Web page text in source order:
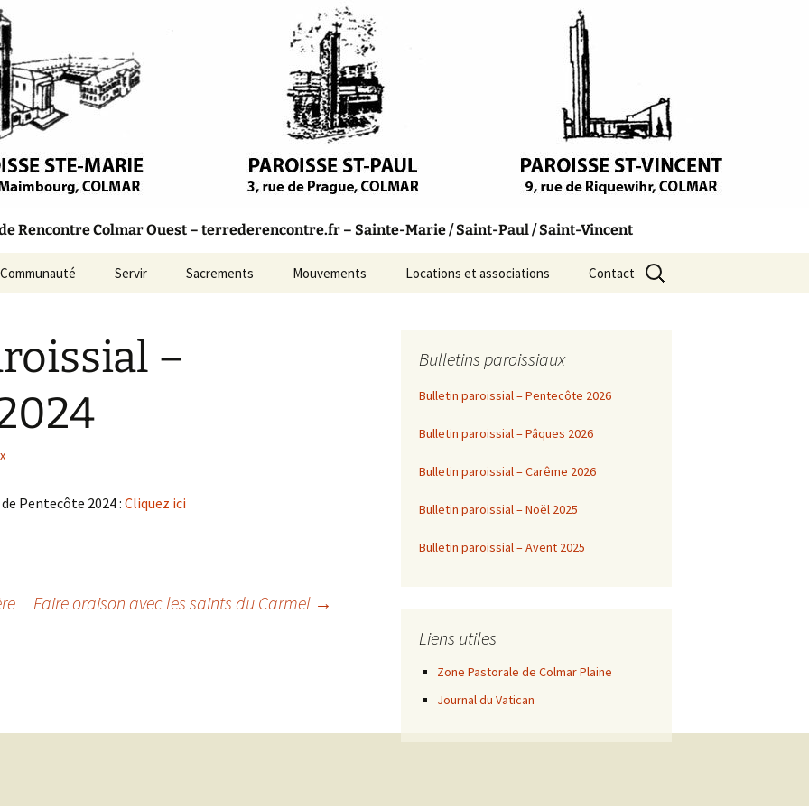
– Colmar
Rencontre Colmar Ouest – terrederencontre.fr – Sainte-Marie / Saint-Paul / Saint-Vincent
Communauté
Conseil Pastoral
L’Équipe d’Animation
Pastorale (EAP)
Équipes relais
Servir Sacrements Mouvements Locations et associations Contact
Rechercher :
–
Pentecôte 2024 : Cliquez ici
Faire oraison avec les saints du Carmel →
Bulletins paroissiaux
Bulletin paroissial – Pentecôte 2026
Bulletin paroissial – Pâques 2026
Bulletin paroissial – Carême 2026
Bulletin paroissial – Noël 2025
Bulletin paroissial – Avent 2025
Liens utiles
Zone Pastorale de Colmar Plaine
Journal du Vatican